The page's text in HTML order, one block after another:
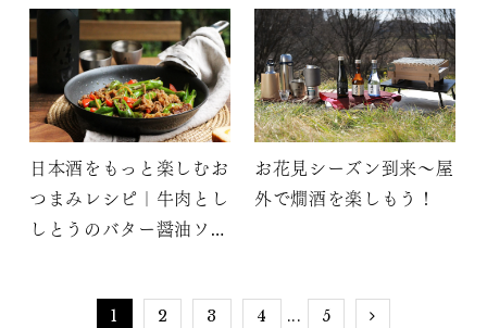
日本酒をもっと楽しむお
つまみレシピ｜牛肉とし
しとうのバター醤油ソテ
お花見シーズン到来～屋
外で燗酒を楽しもう！
1 2 3 4 ... 5